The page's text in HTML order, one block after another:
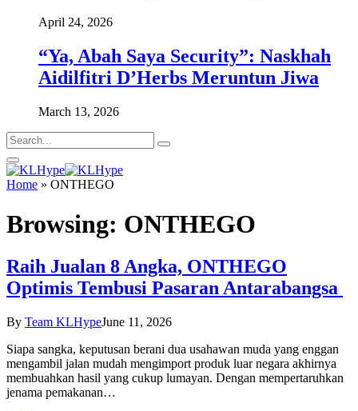
April 24, 2026
“Ya, Abah Saya Security”: Naskhah
Aidilfitri D’Herbs Meruntun Jiwa
March 13, 2026
Home » ONTHEGO
Browsing: ONTHEGO
Raih Jualan 8 Angka, ONTHEGO
Optimis Tembusi Pasaran Antarabangsa
By Team KLHypeJune 11, 2026
Siapa sangka, keputusan berani dua usahawan muda yang enggan
mengambil jalan mudah mengimport produk luar negara akhirnya
membuahkan hasil yang cukup lumayan. Dengan mempertaruhkan
jenama pemakanan…